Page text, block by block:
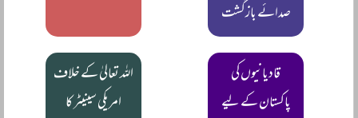
صدائے بازگشت
قادیانیوں کی
پاکستان کے لیے
اللہ تعالیٰ کے خلاف
امریکی سینیٹر کا